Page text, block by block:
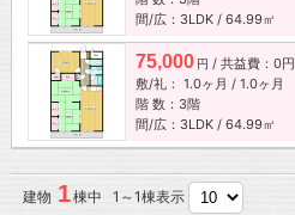
間/広：3LDK / 64.99㎡
75,000 円 / 共益費：0円
敷/礼： 1.0ヶ月 / 1.0ヶ月
階 数：3階
間/広：3LDK / 64.99㎡
建物 1棟中 1～1棟表示